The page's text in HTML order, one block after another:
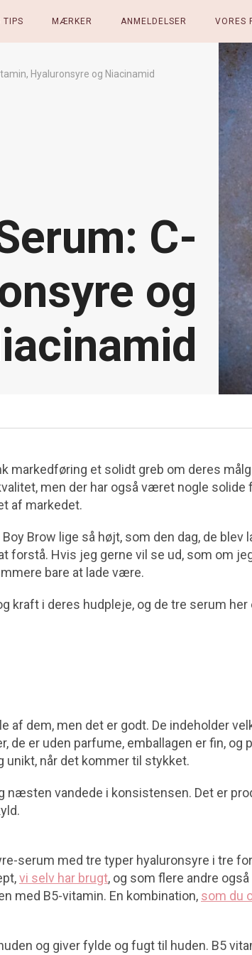
TIPS MÆRKER ANMELDELSER VORES
Hyaluronsyre og Niacinamid
C-
og
markedføring et solidt greb om deres
men der har også været nogle solide
af markedet.
Brow lige så højt, som den dag, de blev
forstå. Hvis jeg gerne vil se ud, som om
bare at lade være.
kraft i deres hudpleje, og de tre serum
af dem, men det er godt. De indeholder
de er uden parfume, emballagen er fin, og
unikt, når det kommer til stykket.
næsten vandede i konsistensen. Det er
serum med tre typer hyaluronsyre i tre
vi selv har brugt, og som flere andre
med B5-vitamin. En kombination, som du
og giver fylde og fugt til huden. B5